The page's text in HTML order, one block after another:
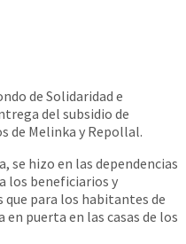
de Solidaridad e
del subsidio de
de Melinka y Repollal.
se hizo en las dependencias
los beneficiarios y
para los habitantes de
puerta en las casas de los